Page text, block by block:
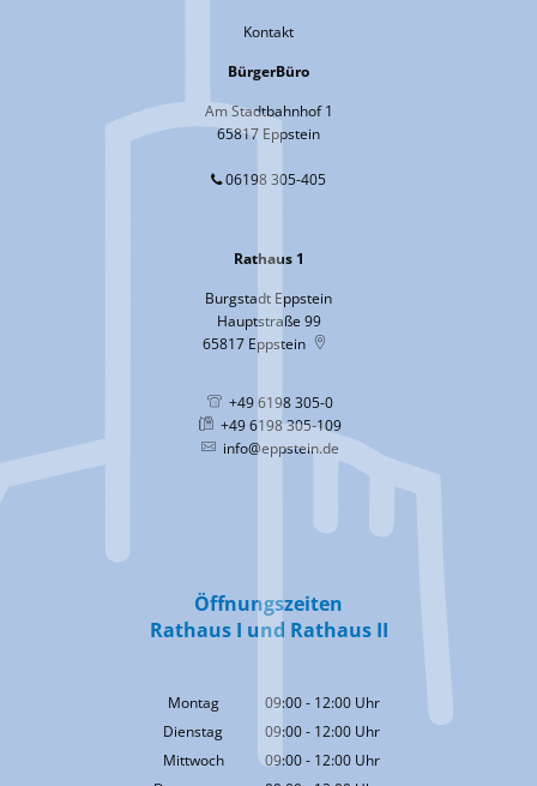
Kontakt
BürgerBüro
Am Stadtbahnhof 1
65817 Eppstein
06198 305-405
Rathaus 1
Burgstadt Eppstein
Hauptstraße 99
65817 Eppstein
+49 6198 305-0
+49 6198 305-109
info@eppstein.de
Öffnungszeiten
Rathaus I und Rathaus II
Montag 09:00- 12:00 Uhr
Von 09:00 bis 12:00 Uhr
Dienstag 09:00- 12:00 Uhr
Von 09:00 bis 12:00 Uhr
Mittwoch 09:00- 12:00 Uhr